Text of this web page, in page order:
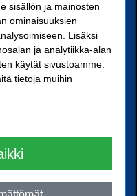
Oy
10
sisällön ja mainosten
ominaisuuksien
Lisäksi
ja analytiikka-alan
käytät sivustoamme.
tietoja muihin